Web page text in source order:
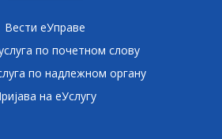
Вести еУправе
по почетном слову
по надлежном органу
на еУслугу